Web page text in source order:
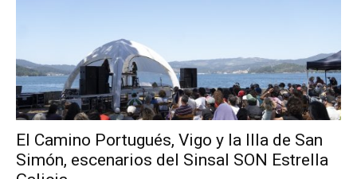
El Camino Portugués, Vigo y la Illa de San
Simón, escenarios del Sinsal SON Estrella